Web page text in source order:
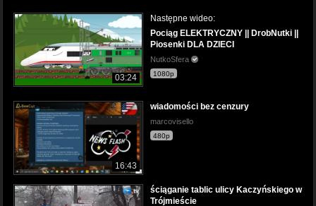
03:24
Następne wideo:
Pociąg ELEKTRYCZNY || DrobNutki ||
Piosenki DLA DZIECI
NutkoSfera
1080p
16:43
wiadomości bez cenzury
marcovisello
480p
ściąganie tablic ulicy Kaczyńskiego w
Trójmieście